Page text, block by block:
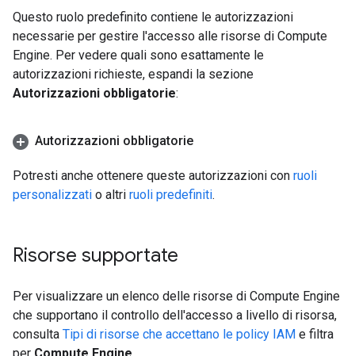
Questo ruolo predefinito contiene le autorizzazioni
necessarie per gestire l'accesso alle risorse di Compute
Engine. Per vedere quali sono esattamente le
autorizzazioni richieste, espandi la sezione
Autorizzazioni obbligatorie:
Autorizzazioni obbligatorie
Potresti anche ottenere queste autorizzazioni con ruoli
personalizzati o altri ruoli predefiniti.
Risorse supportate
Per visualizzare un elenco delle risorse di Compute Engine
che supportano il controllo dell'accesso a livello di risorsa,
consulta Tipi di risorse che accettano le policy IAM e filtra